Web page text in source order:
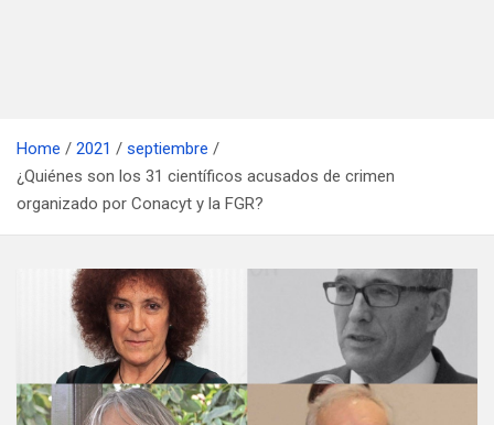
Home 2021
septiembre
¿Quiénes son los 31 científicos acusados de crimen
organizado por Conacyt y la FGR?